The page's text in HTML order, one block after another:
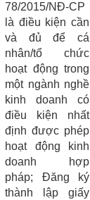
78/2015/NĐ-CP
là điều kiện cần
và đủ để cá
nhân/tổ chức
hoạt động trong
một ngành nghề
kinh doanh có
điều kiện nhất
định được phép
hoạt động kinh
doanh hợp
pháp; Đăng ký
thành lập giấy